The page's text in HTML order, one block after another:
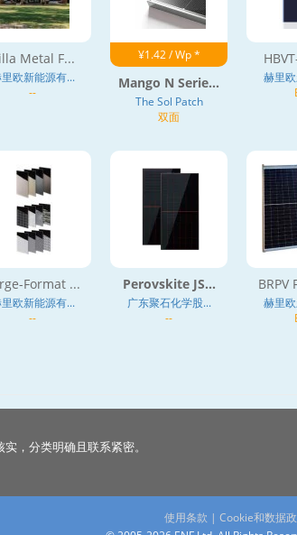
Metal F...
欧新能源有...
--
¥1.42 / Wp *
Mango N Serie...
The Sol Patch
双面
赫里
Format ...
欧新能源有...
--
Perovskite JS...
广东聚石化学股...
--
BRPV
赫里
，分类明确且联系紧密。
使用条款 | Cookie和数据